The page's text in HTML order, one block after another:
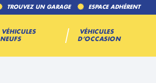
TROUVEZ UN GARAGE ESPACE ADHÉRENT
VÉHICULES
NEUFS
VÉHICULES
D’OCCASION